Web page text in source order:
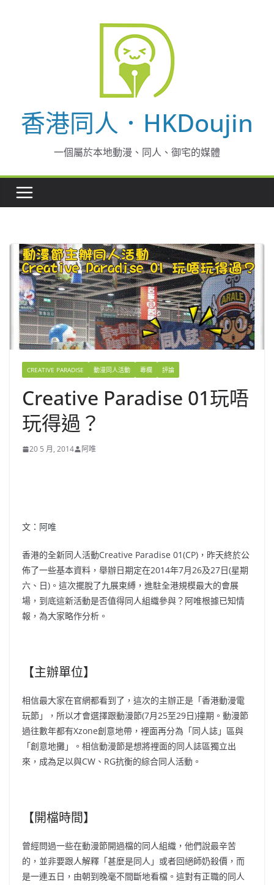
香港同人．HKDoujin
一個屬於本地動漫、同人、御宅的媒體
CREATIVE PARADISE 動漫同人活動 專欄 評論
Creative Paradise 01玩唔
玩得過？
20 5 月, 2014 阿唯
文： 阿唯
香港的全新同人活動Creative Paradise 01(CP)，昨天終於公
佈了一些基本資料，舉辦日期定在2014年7月26及27日(星期
六、日)。這次擺脫了九展束縛，進駐全港規模最大的會展
場，到底這新活動是否值得同人組織參與？阿唯根據已知情
報，為大家略作分析。
【主辦單位】
相信最大家在官網都看到了，這次的主辦正是「香港動漫電
玩節」，所以才會選擇跟動漫節(7月25至29日)撞期。動漫節
過往數年都有Xzone創意地帶，裡面再分為「同人誌」區與
「創意地攤」。相信動漫節是想將裡面的同人誌區獨立出
來，成為足以與CW、RG抗衡的綜合同人活動。
【開檔時間】
曾經問過一些在動漫節開過檔的同人組織，他們說最辛苦
的，並非要跟人解釋「甚麼是同人」或者回絕師奶殺價，而
是一連五日，由朝到晚毫不間斷地看檔。這對有正職的同人